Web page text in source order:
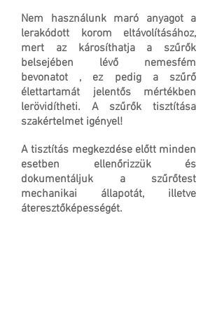
Nem használunk maró anyagot a
lerakódott korom eltávolításához,
mert az károsíthatja a szűrők
belsejében lévő nemesfém
bevonatot , ez pedig a szűrő
élettartamát jelentős mértékben
lerövidítheti. A szűrők tisztítása
szakértelmet igényel!
A tisztítás megkezdése előtt minden
esetben ellenőrizzük és
dokumentáljuk a szűrőtest
mechanikai állapotát, illetve
áteresztőképességét.